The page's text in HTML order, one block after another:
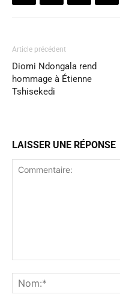
Article précédent
Diomi Ndongala rend
hommage à Étienne
Tshisekedi
LAISSER UNE RÉPONSE